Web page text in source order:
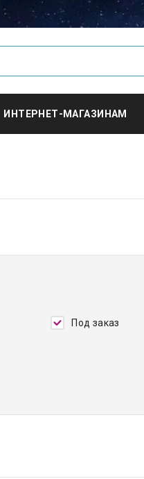
ИНТЕРНЕТ-МАГАЗИНАМ
Под заказ